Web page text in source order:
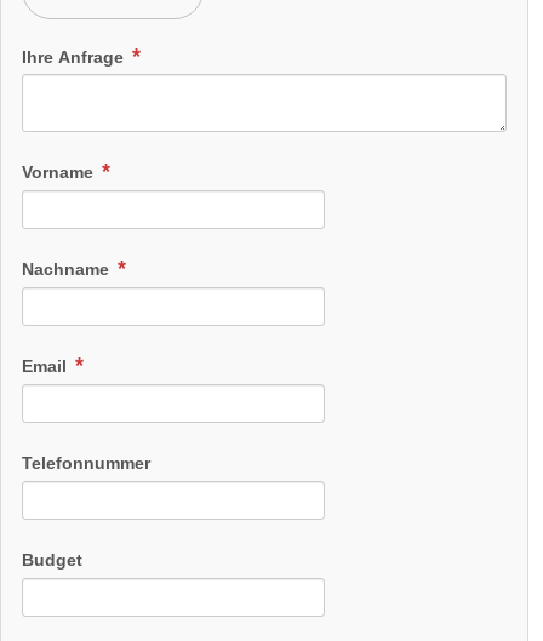
Ihre Anfrage
Vorname
Nachname
Email
Telefonnummer
Budget